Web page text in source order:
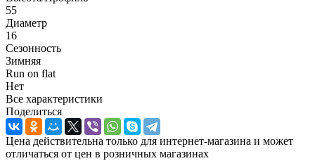
55
Диаметр
16
Сезонность
Зимняя
Run on flat
Нет
Все характеристики
Поделиться
Цена действительна только для интернет-магазина и может
отличаться от цен в розничных магазинах